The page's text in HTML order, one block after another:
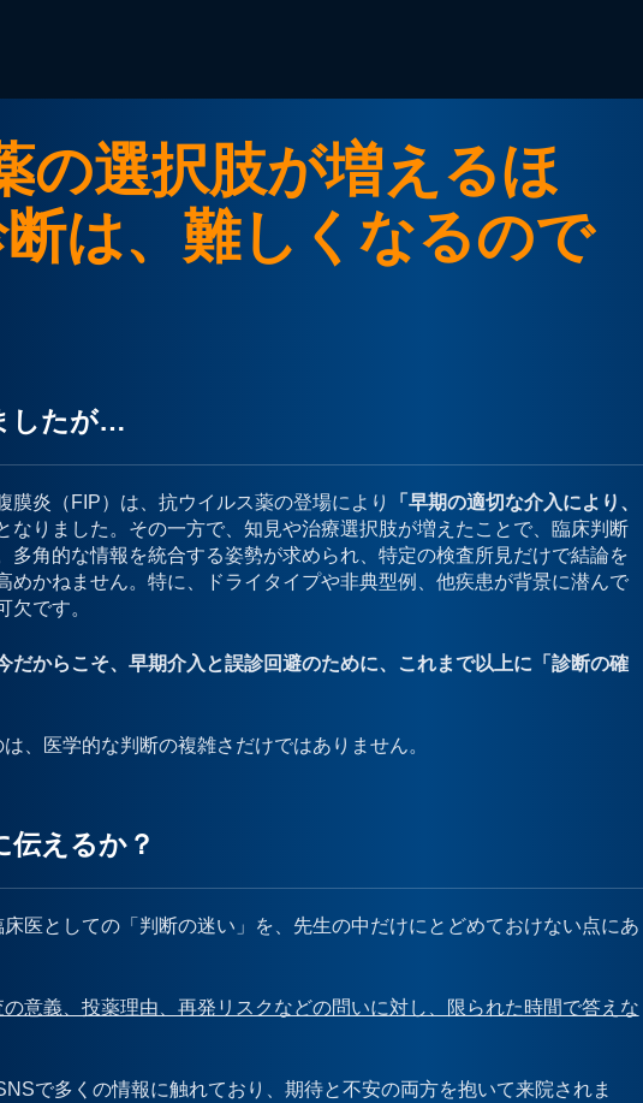
の選択肢が増えるほ
は、難しくなるので
したが…
膜炎（FIP）は、抗ウイルス薬の登場により
「早期の適切な介入により、
なりました。その一方で、知見や治療選択肢が増えたことで、臨床判断
多角的な情報を統合する姿勢が求められ、特定の検査所見だけで結論を
めかねません。特に、ドライタイプや非典型例、他疾患が背景に潜んで
欠です。
だからこそ、早期介入と誤診回避のために、これまで以上に「診断の確
、医学的な判断の複雑さだけではありません。
えるか？
医としての「判断の迷い」を、先生の中だけにとどめておけない点にあ
意義、投薬理由、再発リスクなどの問いに対し、限られた時間で答えな
で多くの情報に触れており、期待と不安の両方を抱いて来院されま